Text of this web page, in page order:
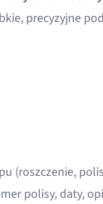
precyzyjne
(roszczenie,
polisy, daty,